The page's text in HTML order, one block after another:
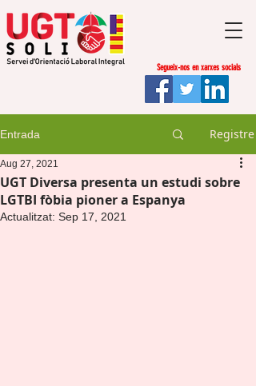
Segueix-nos en xarxes socials
Entrada Registre
UGT Diversa presenta un estudi sobre
LGTBI fòbia pioner a Espanya
Aug 27, 2021
Actualitzat: Sep 17, 2021